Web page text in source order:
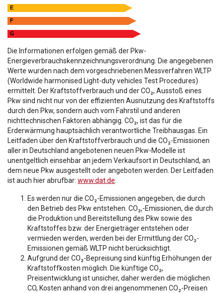
E
F
G
Die Informationen erfolgen gemäß der Pkw-
Energieverbrauchskennzeichnungsverordnung. Die angegebenen
Werte wurden nach dem vorgeschriebenen Messverfahren WLTP
(Worldwide harmonised Light-duty vehicles Test Procedures)
ermittelt. Der Kraftstoffverbrauch und der CO₂, Ausstoß eines
Pkw sind nicht nur von der effizienten Ausnutzung des Kraftstoffs
durch den Pkw, sondern auch vom Fahrstil und anderen
nichttechnischen Faktoren abhängig. CO₂, ist das für die
Erderwärmung hauptsächlich verantwortliche Treibhausgas. Ein
Leitfaden über den Kraftstoffverbrauch und die CO₂-Emissionen
aller in Deutschland angebotenen neuen Pkw-Modelle ist
unentgeltlich einsehbar an jedem Verkaufsort in Deutschland, an
dem neue Pkw ausgestellt oder angeboten werden. Der Leitfaden
ist auch hier abrufbar: www.dat.de.
Es werden nur die CO₂-Emissionen angegeben, die durch
den Betrieb des Pkw entstehen. CO₂,-Emissionen, die durch
die Produktion und Bereitstellung des Pkw sowie des
Kraftstoffes bzw. der Energieträger entstehen oder
vermieden werden, werden bei der Ermittlung der CO₂-
Emissionen gemäß WLTP nicht berücksichtigt.
Aufgrund der CO₂-Bepreisung sind künftig Erhöhungen der
Kraftstoffkosten möglich. Die künftige CO₂,
Preisentwicklung ist unsicher, daher werden die möglichen
CO, Kosten anhand von drei angenommenen CO₂-Preisen